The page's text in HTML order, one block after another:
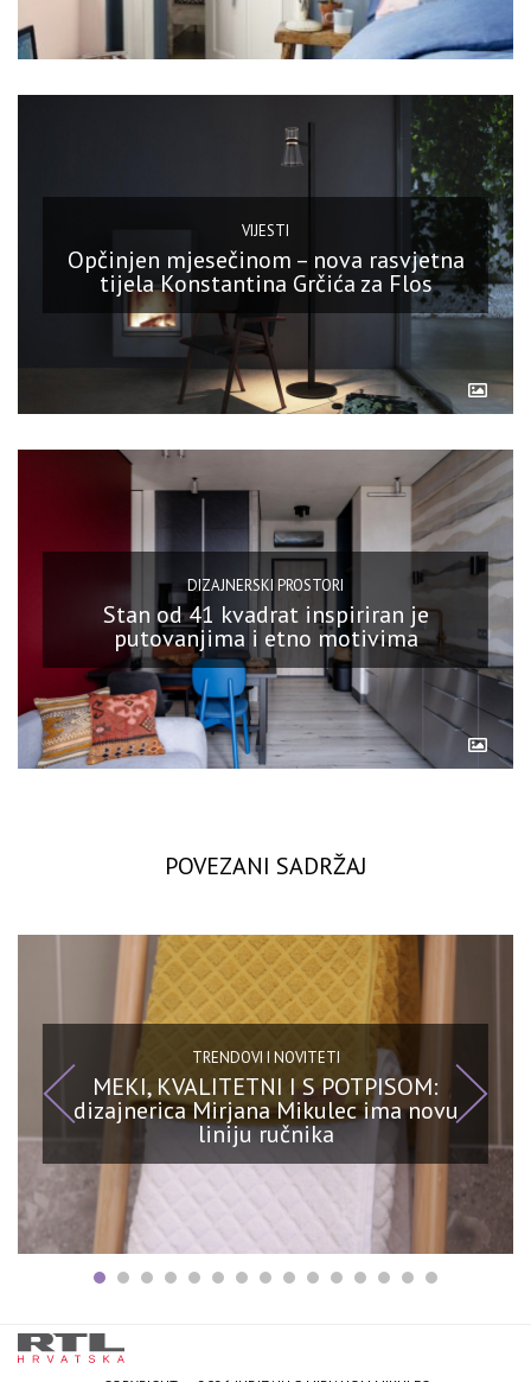
VIJESTI
Opčinjen mjesečinom – nova rasvjetna
tijela Konstantina Grčića za Flos
DIZAJNERSKI PROSTORI
Stan od 41 kvadrat inspiriran je
putovanjima i etno motivima
POVEZANI SADRŽAJ
TRENDOVI I NOVITETI
MEKI, KVALITETNI I S POTPISOM:
dizajnerica Mirjana Mikulec ima novu
liniju ručnika